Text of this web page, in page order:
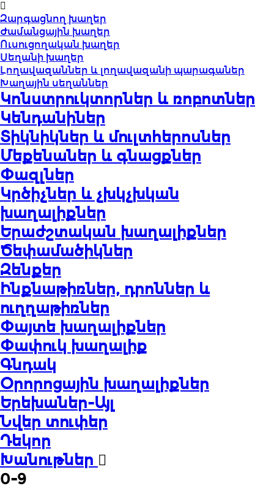
Զարգացնող խաղեր
Ժամանցային խաղեր
Ուսուցողական խաղեր
Սեղանի խաղեր
Լողավազաններ և լողավազանի պարագաներ
Խաղային սեղաններ
Կոնստրուկտորներ և ռոբոտներ
Կենդանիներ
Տիկնիկներ և մուլտհերոսներ
Մեքենաներ և գնացքներ
Փազլներ
Կրծիչներ և չխկչխկան
խաղալիքներ
Երաժշտական խաղալիքներ
Ծեփամածիկներ
Զենքեր
Ինքնաթիռներ, դրոններ և
ուղղաթիռներ
Փայտե խաղալիքներ
Փափուկ խաղալիք
Գնդակ
Օրորոցային խաղալիքներ
Երեխաներ-Այլ
Նվեր տուփեր
Դեկոր
Խանութներ
0-9